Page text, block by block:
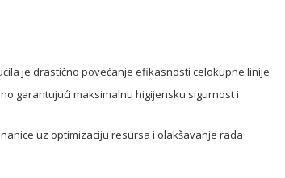
je drastično povećanje efikasnosti celokupne linije
garantujući maksimalnu higijensku sigurnost i
uz optimizaciju resursa i olakšavanje rada